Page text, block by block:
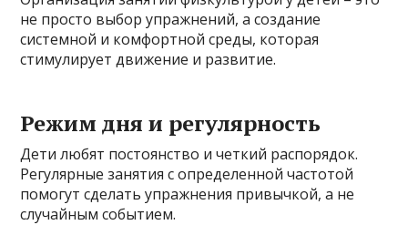
не просто выбор упражнений, а создание
системной и комфортной среды, которая
стимулирует движение и развитие.
Режим дня и регулярность
Дети любят постоянство и четкий распорядок.
Регулярные занятия с определенной частотой
помогут сделать упражнения привычкой, а не
случайным событием.